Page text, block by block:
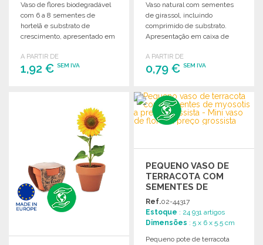
Vaso de flores biodegradável
com 6 a 8 sementes de
hortelã e substrato de
crescimento, apresentado em
personalizável.
A PARTIR DE
1,92 € SEM IVA
Solicitar um orçamento
Vaso natural com sementes
de girassol, incluindo
comprimido de substrato.
Apresentação em caixa de
A PARTIR DE
0,79 €SEM IVA
ENCOMENDAR
Solicitar um orçamento
PEQUENO VASO DE
TERRACOTA COM
SEMENTES DE
MYOSOTIS A PREÇO
GROSSISTA
Ref.02-44317
Estoque : 24 931 artigos
Dimensões : 5 x 6 x 5.5 cm
Pequeno pote de terracota